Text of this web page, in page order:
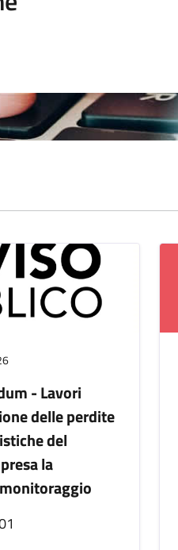
- Lavori
delle perdite
del
la